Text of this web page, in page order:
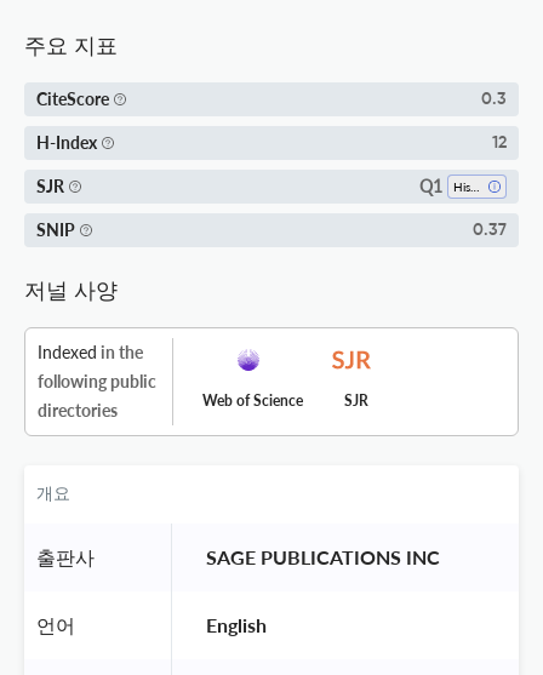
주요 지표
CiteScore 0.3
H-Index 12
SJR Q1
SNIP 0.37
저널 사양
Indexed in the
following public
directories
Web of Science SJR
개요
출판사 SAGE PUBLICATIONS INC
언어 English